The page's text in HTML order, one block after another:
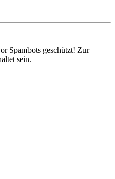
Spambots geschützt! Zur
sein.